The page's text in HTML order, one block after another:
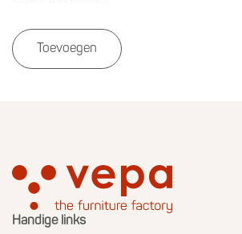
Toevoegen
Handige links